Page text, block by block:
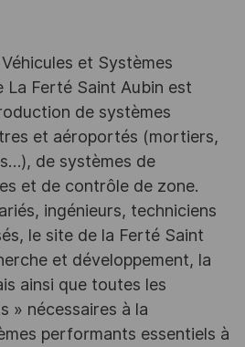
et Systèmes
La Ferté Saint Aubin est
de systèmes
et aéroportés (mortiers,
de systèmes de
et de contrôle de zone.
ingénieurs, techniciens
le site de la Ferté Saint
et développement, la
ainsi que toutes les
» nécessaires à la
performants essentiels à